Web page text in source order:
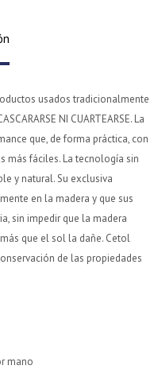
usados tradicionalmente
NI CUARTEARSE. La
que, de forma práctica, con
más fáciles. La tecnología sin
y natural. Su exclusiva
en la madera y que sus
sin impedir que la madera
que el sol la dañe. Cetol
de las propiedades
mano
y Pagá
en 12
tu
ágil de comprar!
o hasta en 12
Pago Después.
en las cuotas que
lamentamos el
duda contactanos
mal!
mas tarde.
y Pagá
en 12
tu
ágil de comprar!
o hasta en 12
Pago Después.
en las cuotas que
lamentamos el
duda contactanos
mal!
mas tarde.